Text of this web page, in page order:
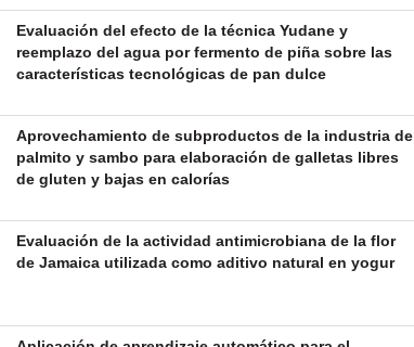
Evaluación del efecto de la técnica Yudane y
reemplazo del agua por fermento de piña sobre las
características tecnológicas de pan dulce
Aprovechamiento de subproductos de la industria de
palmito y sambo para elaboración de galletas libres
de gluten y bajas en calorías
Evaluación de la actividad antimicrobiana de la flor
de Jamaica utilizada como aditivo natural en yogur